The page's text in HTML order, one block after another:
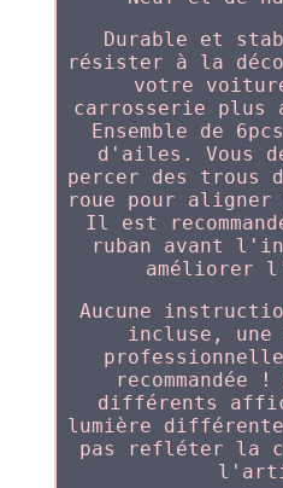
Durable et
résister à la
votre
carrosserie plus
Ensemble de
d'ailes. Vous
percer des trous
roue pour
Il est
ruban avant
améliorer
Aucune
incluse,
recommandée
différents
lumière
pas refléter la